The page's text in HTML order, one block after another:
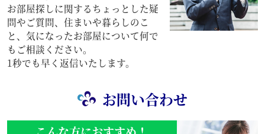
お部屋探しに関するちょっとした疑
問やご質問、住まいや暮らしのこ
と、気になったお部屋について何で
もご相談ください。
1秒でも早く返信いたします。
お問い合わせ